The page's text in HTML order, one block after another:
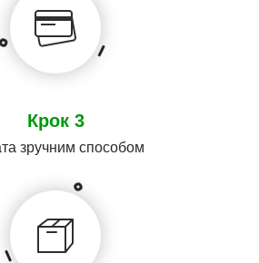
Крок 3
зручним способом